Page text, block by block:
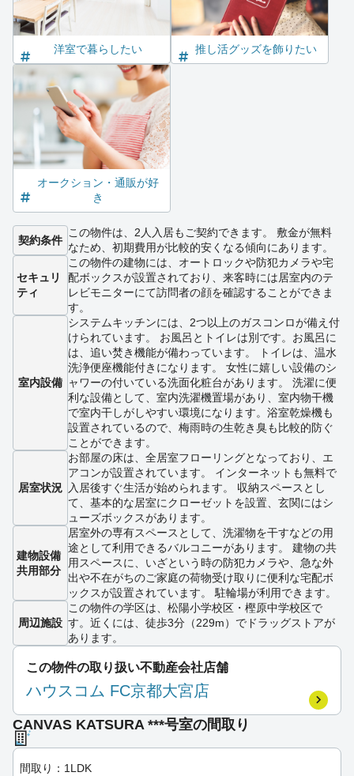
洋室で暮らしたい 推し活グッズを飾りたい
オークション・通販が好
き
契約条件
この物件は、2人入居もご契約できます。 敷金が無料
なため、初期費用が比較的安くなる傾向にあります。
セキュリ
ティ
この物件の建物には、オートロックや防犯カメラや宅
配ボックスが設置されており、来客時には居室内のテ
レビモニターにて訪問者の顔を確認することができま
す。
室内設備
システムキッチンには、2つ以上のガスコンロが備え付
けられています。 お風呂とトイレは別です。お風呂に
は、追い焚き機能が備わっています。 トイレは、温水
洗浄便座機能付きになります。 女性に嬉しい設備のシ
ャワーの付いている洗面化粧台があります。 洗濯に便
利な設備として、室内洗濯機置場があり、室内物干機
で室内干しがしやすい環境になります。浴室乾燥機も
設置されているので、梅雨時の生乾き臭も比較的防ぐ
ことができます。
居室状況
お部屋の床は、全居室フローリングとなっており、エ
アコンが設置されています。 インターネットも無料で
入居後すぐ生活が始められます。 収納スペースとし
て、基本的な居室にクローゼットを設置、玄関にはシ
ューズボックスがあります。
建物設備
共用部分
居室外の専有スペースとして、洗濯物を干すなどの用
途として利用できるバルコニーがあります。 建物の共
用スペースに、いざという時の防犯カメラや、急な外
出や不在がちのご家庭の荷物受け取りに便利な宅配ボ
ックスが設置されています。 駐輪場が利用できます。
周辺施設
この物件の学区は、松陽小学校区・樫原中学校区で
す。近くには、徒歩3分（229m）でドラッグストアが
あります。
この物件の取り扱い不動産会社店舗
ハウスコム FC京都大宮店
CANVAS KATSURA ***号室の間取り
間取り：1LDK